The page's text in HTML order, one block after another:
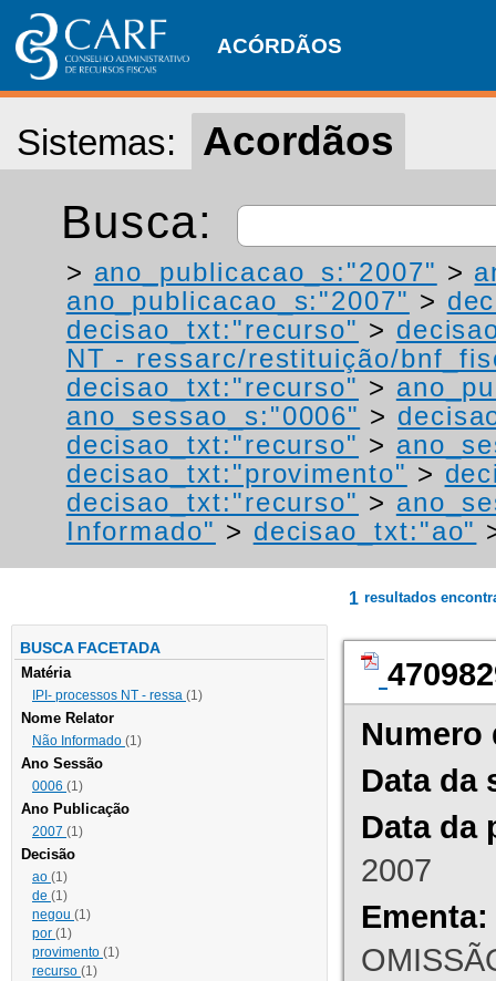
ACÓRDÃOS
Sistemas: Acordãos
Busca:
> ano_publicacao_s:"2007" >
ano_publicacao_s:"2007" >
decisao_txt:"recurso" >
NT - ressarc/restituição/
decisao_txt:"recurso" >
ano_sessao_s:"0006" >
decisao_txt:"recurso" >
decisao_txt:"provimento" >
decisao_txt:"recurso" >
Informado" > decisao_txt:"ao"
BUSCA FACETADA
Matéria
IPI- processos NT - ressa (1)
Nome Relator
Não Informado (1)
Ano Sessão
0006 (1)
Ano Publicação
2007 (1)
Decisão
ao (1)
de (1)
negou (1)
por (1)
provimento (1)
recurso (1)
1 resultados
Numero
Data da
Data da
2007
Ementa: